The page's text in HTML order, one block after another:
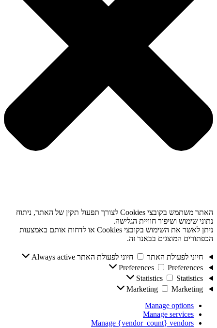
האתר משתמש בקובצי Cookies לצורך תפעול תקין של האתר, ניתוח
נתוני שימוש ושיפור חוויית הגלישה.
ניתן לאשר את השימוש בקובצי Cookies או לדחות אותם באמצעות
הכפתורים המוצגים בבאנר זה.
חיוני לפעולת האתר חיוני לפעולת האתר Always active
Preferences
Preferences
Statistics
Statistics
Marketing
Marketing
Manage options
Manage services
Manage {vendor_count} vendors